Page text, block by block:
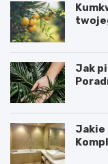
Jak
Jakie